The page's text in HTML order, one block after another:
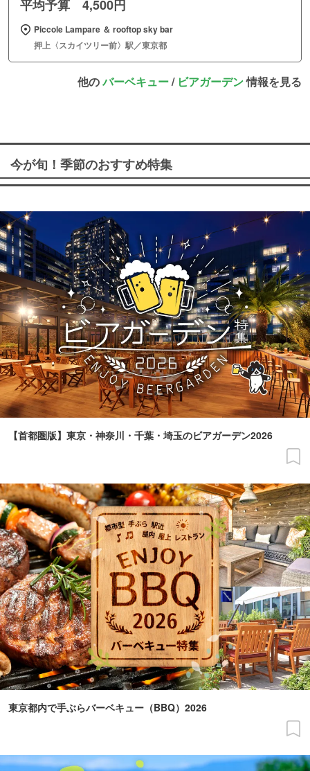
平均予算 4,500円
Piccole Lampare ＆ rooftop sky bar
押上〈スカイツリー前〉駅／東京都
他のバーベキュー/ ビアガーデン情報を見る
今が旬！季節のおすすめ特集
【首都圏版】東京・神奈川・千葉・埼玉のビアガーデン2026
東京都内で手ぶらバーベキュー（BBQ）2026